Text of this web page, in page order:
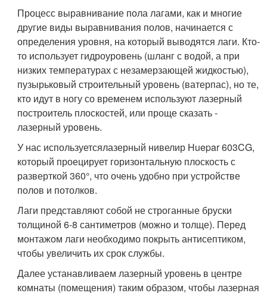
Процесс выравнивание пола лагами, как и многие
другие виды выравнивания полов, начинается с
определения уровня, на который выводятся лаги. Кто-
то использует гидроуровень (шланг с водой, а при
низких температурах с незамерзающей жидкостью),
пузырьковый строительный уровень (ватерпас), но те,
кто идут в ногу со временем используют лазерный
построитель плоскостей, или проще сказать -
лазерный уровень.
У нас используетсялазерный нивелир Huepar 603CG,
который проецирует горизонтальную плоскость с
разверткой 360°, что очень удобно при устройстве
полов и потолков.
Лаги представляют собой не строганные бруски
толщиной 6-8 сантиметров (можно и толще). Перед
монтажом лаги необходимо покрыть антисептиком,
чтобы увеличить их срок службы.
Далее устанавливаем лазерный уровень в центре
комнаты (помещения) таким образом, чтобы лазерная